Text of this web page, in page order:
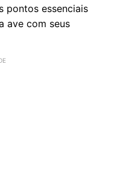
pontos essenciais
ave com seus